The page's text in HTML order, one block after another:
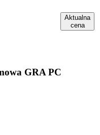
Aktualna
cena
GRA PC